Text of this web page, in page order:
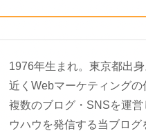
1976年生まれ。東京都出身
近くWebマーケティングの
複数のブログ・SNSを運
ウハウを発信する当ブロ